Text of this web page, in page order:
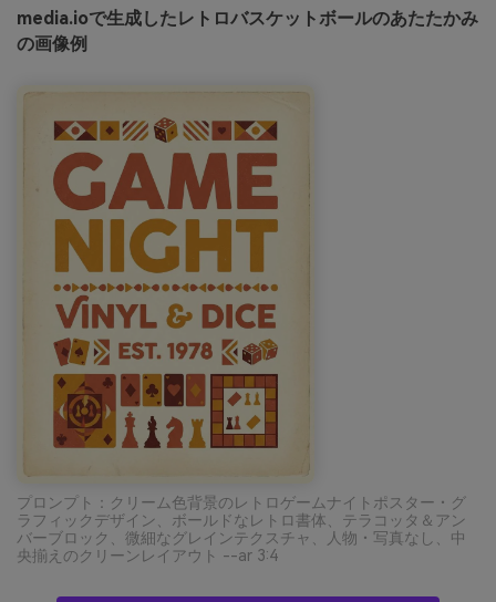
media.ioで生成したレトロバスケットボールのあたたかみ
の画像例
プロンプト：クリーム色背景のレトロゲームナイトポスター・グ
ラフィックデザイン、ボールドなレトロ書体、テラコッタ＆アン
バーブロック、微細なグレインテクスチャ、人物・写真なし、中
央揃えのクリーンレイアウト --ar 3:4